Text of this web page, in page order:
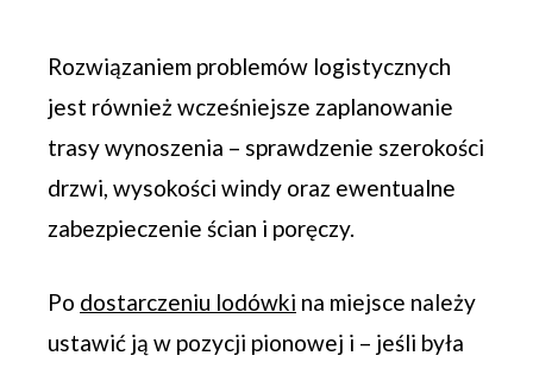
Rozwiązaniem problemów logistycznych
jest również wcześniejsze zaplanowanie
trasy wynoszenia – sprawdzenie szerokości
drzwi, wysokości windy oraz ewentualne
zabezpieczenie ścian i poręczy.
Po dostarczeniu lodówki na miejsce należy
ustawić ją w pozycji pionowej i – jeśli była